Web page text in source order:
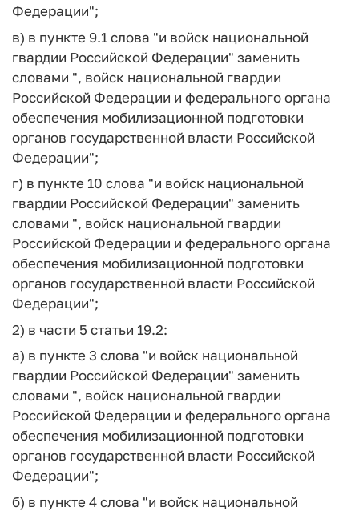
Федерации";
в) в пункте 9.1 слова "и войск национальной
гвардии Российской Федерации" заменить
словами ", войск национальной гвардии
Российской Федерации и федерального органа
обеспечения мобилизационной подготовки
органов государственной власти Российской
Федерации";
г) в пункте 10 слова "и войск национальной
гвардии Российской Федерации" заменить
словами ", войск национальной гвардии
Российской Федерации и федерального органа
обеспечения мобилизационной подготовки
органов государственной власти Российской
Федерации";
2) в части 5 статьи 19.2:
а) в пункте 3 слова "и войск национальной
гвардии Российской Федерации" заменить
словами ", войск национальной гвардии
Российской Федерации и федерального органа
обеспечения мобилизационной подготовки
органов государственной власти Российской
Федерации";
б) в пункте 4 слова "и войск национальной